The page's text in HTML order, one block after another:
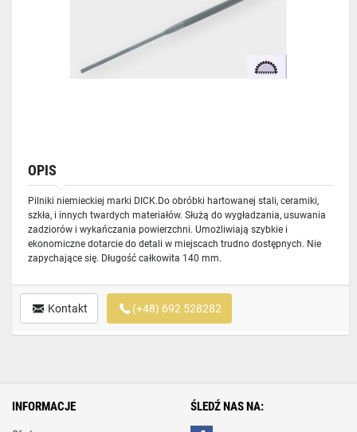
OPIS
Pilniki niemieckiej marki DICK.Do obróbki hartowanej stali, ceramiki,
szkła, i innych twardych materiałów. Służą do wygładzania, usuwania
zadziorów i wykańczania powierzchni. Umożliwiają szybkie i
ekonomiczne dotarcie do detali w miejscach trudno dostępnych. Nie
zapychające się. Długość całkowita 140 mm.
Kontakt (+48) 692 528282
INFORMACJE ŚLEDŹ NAS NA: